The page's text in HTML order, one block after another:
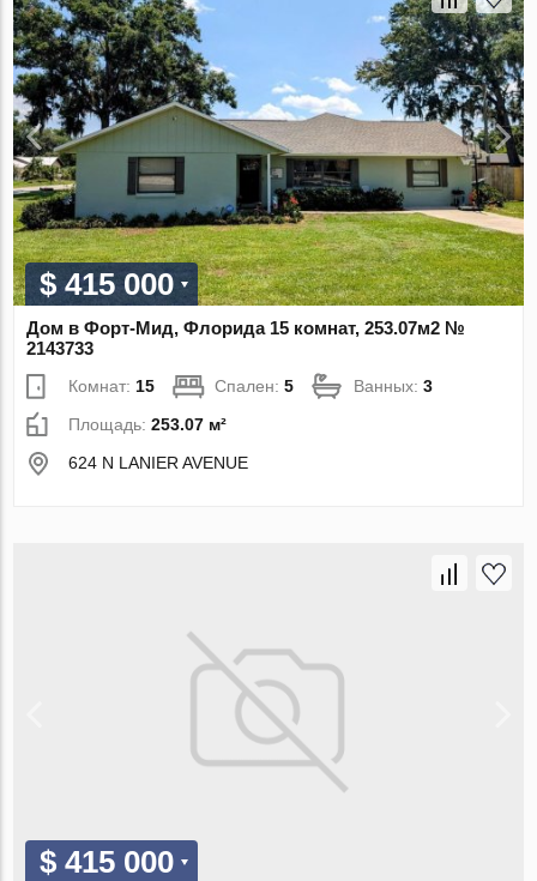
$ 415 000
Дом в Форт-Мид, Флорида 15 комнат, 253.07м2 №
2143733
Комнат: 15 Спален:5 Ванных:3
Площадь:253.07 м²
624 N LANIER AVENUE
$ 415 000